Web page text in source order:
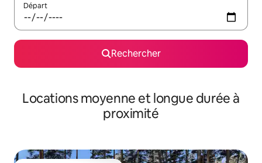
Départ
Rechercher
Locations moyenne et longue durée à
proximité